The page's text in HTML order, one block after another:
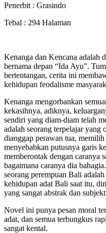
Penerbit : Grasindo
Tebal : 294 Halaman
Kenanga dan Kencana adalah
bernama depan “Ida Ayu”.
bertentangan, cerita ini
kehidupan feodalisme
Kenanga mengorbankan
kekasihnya, adiknya,
sendiri yang diam-diam telah
adalah seorang terpelajar yang
dianggap perawan tua,
menyebabkan putusnya garis
memberontak dengan caranya
bagaimana caranya dia
seorang perempuan Bali
kehidupan adat Bali saat itu,
yang sangat abstrak dan
Novel ini punya pesan moral
adat, dan semua terbungkus
sangat kental.